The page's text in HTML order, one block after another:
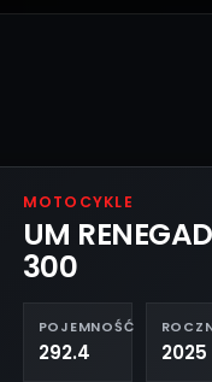
MOTOCYKLE
UM
300
POJEMNOŚĆ
292.4 2025